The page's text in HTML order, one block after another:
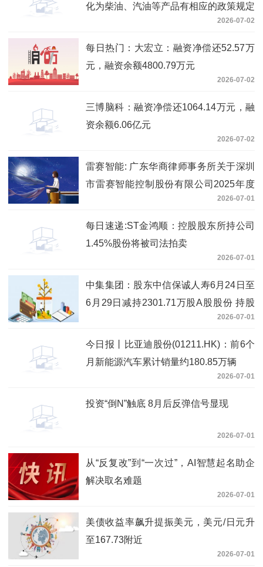
化为柴油、汽油等产品有相应的政策规定
2026-07-02
每日热门：大宏立：融资净偿还52.57万
元，融资余额4800.79万元
2026-07-02
三博脑科：融资净偿还1064.14万元，融
资余额6.06亿元
2026-07-02
雷赛智能: 广东华商律师事务所关于深圳
市雷赛智能控制股份有限公司2025年度
向特定对象发行A股股票的补充法律意见
书（一） 即时
2026-07-01
每日速递:ST金鸿顺：控股股东所持公司
1.45%股份将被司法拍卖
2026-07-01
中集集团：股东中信保诚人寿6月24日至
6月29日减持2301.71万股A股股份 持股
2026-07-01
今日报丨比亚迪股份(01211.HK)：前6个
月新能源汽车累计销量约180.85万辆
2026-07-01
投资“倒N”触底 8月后反弹信号显现
2026-07-01
从“反复改”到“一次过”，AI智慧起名助企
解决取名难题
2026-07-01
美债收益率飙升提振美元，美元/日元升
至167.73附近
2026-07-01